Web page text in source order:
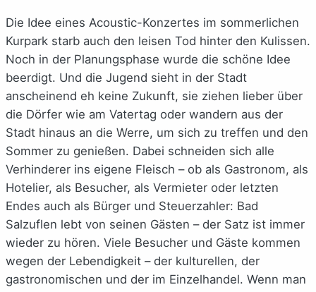
Die Idee eines Acoustic-Konzertes im sommerlichen
Kurpark starb auch den leisen Tod hinter den Kulissen.
Noch in der Planungsphase wurde die schöne Idee
beerdigt. Und die Jugend sieht in der Stadt
anscheinend eh keine Zukunft, sie ziehen lieber über
die Dörfer wie am Vatertag oder wandern aus der
Stadt hinaus an die Werre, um sich zu treffen und den
Sommer zu genießen. Dabei schneiden sich alle
Verhinderer ins eigene Fleisch – ob als Gastronom, als
Hotelier, als Besucher, als Vermieter oder letzten
Endes auch als Bürger und Steuerzahler: Bad
Salzuflen lebt von seinen Gästen – der Satz ist immer
wieder zu hören. Viele Besucher und Gäste kommen
wegen der Lebendigkeit – der kulturellen, der
gastronomischen und der im Einzelhandel. Wenn man